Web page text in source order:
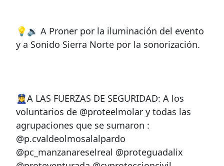
💡🔉 A Proner por la iluminación del evento
y a Sonido Sierra Norte por la sonorización.
👮‍♀️A LAS FUERZAS DE SEGURIDAD: A los
voluntarios de @proteelmolar y todas las
agrupaciones que se sumaron :
@p.cvaldeolmosalalpardo
@pc_manzanareselreal @proteguadalix